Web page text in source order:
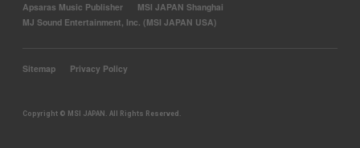
Apsaras Music Publisher
MSI JAPAN Shanghai
MJ Sound Entertainment, Inc. (MSI JAPAN USA)
Sitemap Privacy Policy
Copyright © MSI JAPAN. All Rights Reserved.